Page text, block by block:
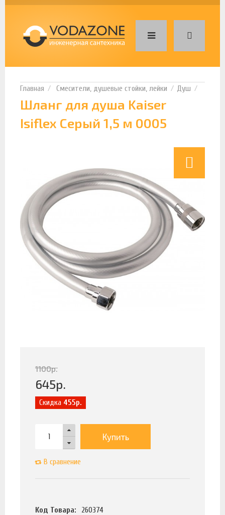
Смесители, душевые стойки, лейки Душ
Шланг для душа Kaiser
Isiflex Серый 1,5 м 0005
1100р.
645р.
Скидка 455р.
Купить
В сравнение
Код Товара:
260374